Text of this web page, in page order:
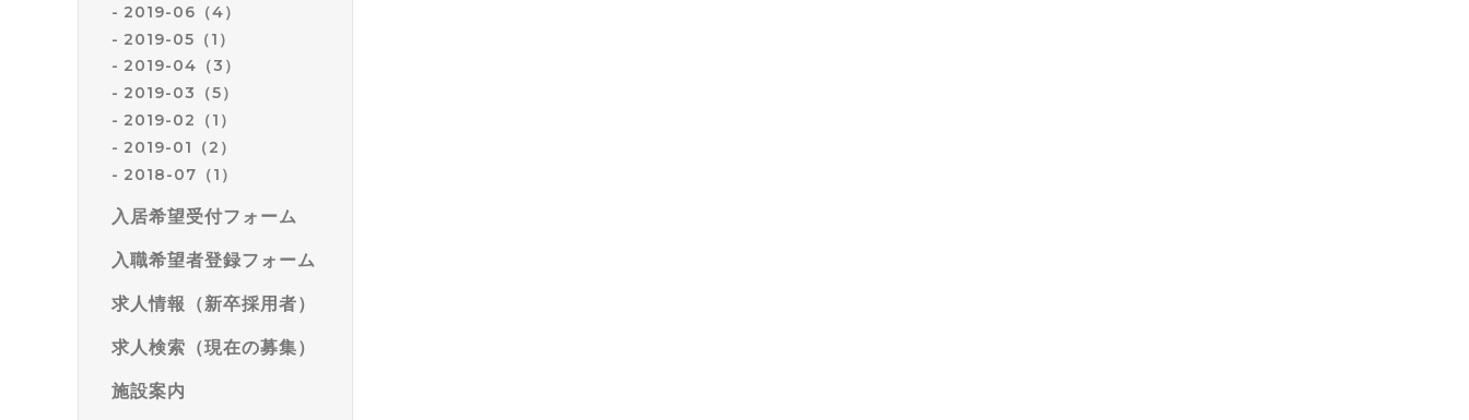
2019-06（4）
2019-05（1）
2019-04（3）
2019-03（5）
2019-02（1）
2019-01（2）
2018-07（1）
入居希望受付フォーム
入職希望者登録フォーム
求人情報（新卒採用者）
求人検索（現在の募集）
施設案内